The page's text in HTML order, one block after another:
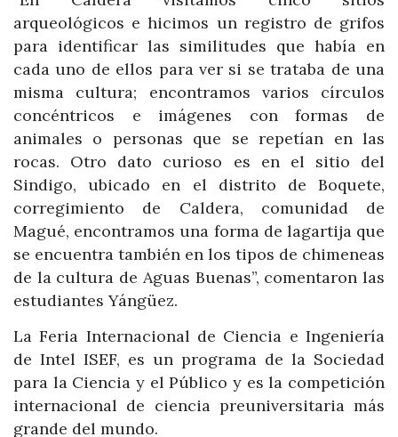
arqueológicos e hicimos un registro de grifos
para identificar las similitudes que había en
cada uno de ellos para ver si se trataba de una
misma cultura; encontramos varios círculos
concéntricos e imágenes con formas de
animales o personas que se repetían en las
rocas. Otro dato curioso es en el sitio del
Sindigo, ubicado en el distrito de Boquete,
corregimiento de Caldera, comunidad de
Magué, encontramos una forma de lagartija que
se encuentra también en los tipos de chimeneas
de la cultura de Aguas Buenas”, comentaron las
estudiantes Yángüez.
La Feria Internacional de Ciencia e Ingeniería
de Intel ISEF, es un programa de la Sociedad
para la Ciencia y el Público y es la competición
internacional de ciencia preuniversitaria más
grande del mundo.